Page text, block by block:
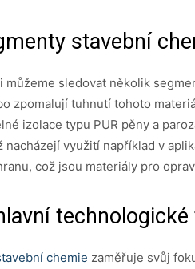
stavební
můžeme sledovat několik
zpomalují tuhnutí tohoto
izolace typu PUR pěny a
nacházejí využití například v
což jsou materiály pro
technologické
chemie zaměřuje svůj